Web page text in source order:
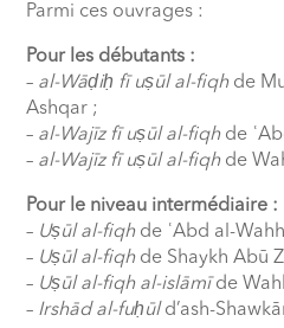
Parmi ces ouvrages :
Pour les débutants :
– al-Wāḍiḥ fī uṣūl al-fiqhde
Ashqar ;
– al-Wajīz fī uṣūl al-fiqhde ʿ
– al-Wajīz fī uṣūl al-fiqhde
Pour le niveau intermédiaire :
– Uṣūl al-fiqhde ʿAbd al-
– Uṣūl al-fiqhde Shaykh Abū
– Uṣūl al-fiqh al-islāmīde
– Irshād al-fuḥūld’ash-